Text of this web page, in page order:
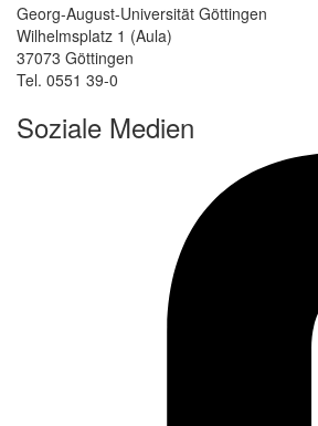
Georg-August-Universität Göttingen
Wilhelmsplatz 1 (Aula)
37073 Göttingen
Tel. 0551 39-0
Soziale Medien